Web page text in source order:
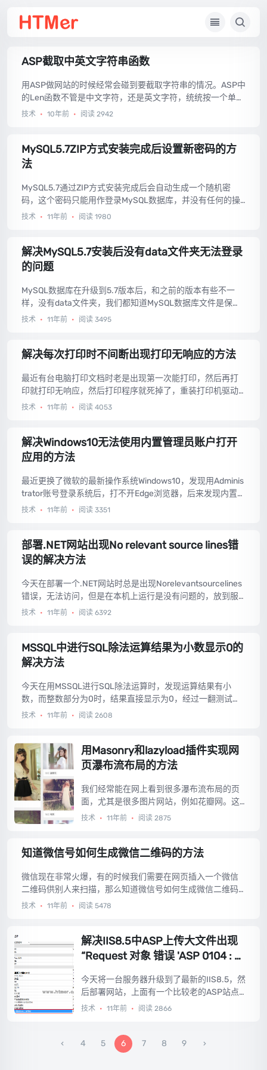
ASP截取中英文字符串函数
用ASP做网站的时候经常会碰到要截取字符串的情况。ASP中
的Len函数不管是中文字符，还是英文字符，统统按一个单位
来计算，由于一个中文字符的宽度是一个英文字符宽度的两
果也会长短不一，下面是按照一个汉字相当于两个英文字符
来计算字符串长度和截取字符串的代码。...
技术 • 10年前 • 阅读 2942
MySQL5.7ZIP方式安装完成后设置新密码的方
法
MySQL5.7通过ZIP方式安装完成后会自动生成一个随机密
码，这个密码只能用作登录MySQL数据库，并没有任何的操
作权限，随便操作一下就会出错提示：Youmustresetyourpa
5.7ZIP方式安装完成后必须重新设置新密码。...
技术 • 11年前 • 阅读 1980
解决MySQL5.7安装后没有data文件夹无法登录
的问题
MySQL数据库在升级到5.7版本后，和之前的版本有些不一
样，没有data文件夹，我们都知道MySQL数据库文件是保存
在data文件夹中的，网上有人说把5.6版本的data文件夹拷贝
技术 • 11年前 • 阅读 3495
解决每次打印时不间断出现打印无响应的方法
最近有台电脑打印文档时老是出现第一次能打印，然后再打
印就打印无响应，然后打印程序就死掉了，重装打印机驱动
问题依然，实在不想因为此事重装操作系统，所以找到了简
技术 • 11年前 • 阅读 4053
解决Windows10无法使用内置管理员账户打开
应用的方法
最近更换了微软的最新操作系统Windows10，发现用Adminis
trator账号登录系统后，打不开Edge浏览器，后来发现内置管
理员账户是无法打开metro应用的，下面就教大家修改注册表
技术 • 11年前 • 阅读 3351
部署.NET网站出现No relevant source lines错
误的解决方法
今天在部署一个.NET网站时总是出现Norelevantsourcelines
错误，无法访问，但是在本机上运行是没有问题的，放到服
务器上就出错了。...
技术 • 11年前 • 阅读 6392
MSSQL中进行SQL除法运算结果为小数显示0的
解决方法
今天在用MSSQL进行SQL除法运算时，发现运算结果有小
数，而整数部分为0时，结果直接显示为0，经过一翻测试发
现了解决方法，拿来分享。...
技术 • 11年前 • 阅读 2608
用Masonry和lazyload插件实现网
页瀑布流布局的方法
我们经常能在网上看到很多瀑布流布局的页
面，尤其是很多图片网站，例如花瓣网。这
种最典型的瀑布流布局，每个元素的宽度是
页面空间利用率。...
技术 • 11年前 • 阅读 2875
知道微信号如何生成微信二维码的方法
微信现在非常火爆，有的时候我们需要在网页插入一个微信
二维码供别人来扫描，那么知道微信号如何生成微信二维码
呢？今天就教大家知道微信号如何生成微信二维码的方法。...
技术 • 11年前 • 阅读 5478
解决IIS8.5中ASP上传大文件出现
“Request 对象 错误 'ASP 0104 : 8
今天将一台服务器升级到了最新的IIS8.5，然
后部署网站，上面有一个比较老的ASP站点
发现了问题，上传稍大一点的文件就出错，
都有问题，下面给出解决方法。...
技术 • 11年前 • 阅读 2866
4 5 6 7 8 9